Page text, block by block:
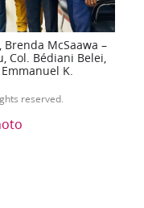
McSaawa –
Col. Bédiani Belei,
K.
reserved.